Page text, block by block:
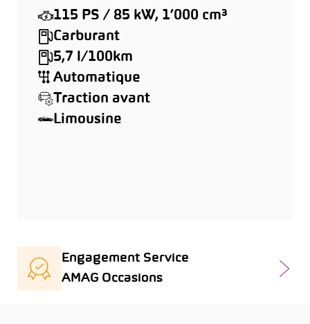
115 PS / 85 kW, 1’000 cm³
Carburant
5,7 l/100km
Automatique
Traction avant
Limousine
Engagement Service
AMAG Occasions